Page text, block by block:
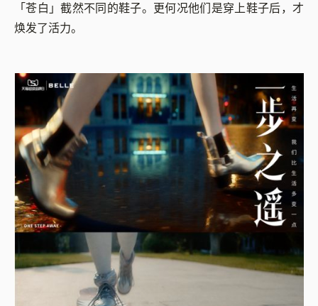
「苍白」截然不同的鞋子。更何况他们是穿上鞋子后，才
焕发了活力。